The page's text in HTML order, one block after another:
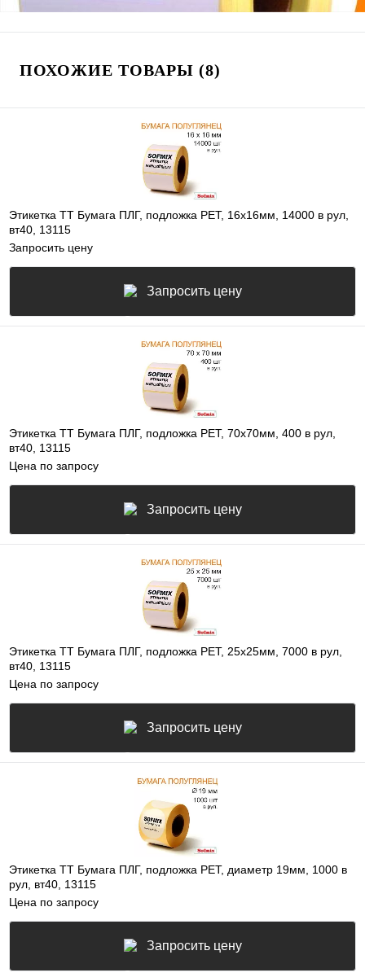
ПОХОЖИЕ ТОВАРЫ (8)
Этикетка ТТ Бумага ПЛГ, подложка РЕТ, 16х16мм, 14000 в рул,
вт40, 13115
Запросить цену
Запросить цену
Этикетка ТТ Бумага ПЛГ, подложка РЕТ, 70х70мм, 400 в рул,
вт40, 13115
Цена по запросу
Запросить цену
Этикетка ТТ Бумага ПЛГ, подложка РЕТ, 25х25мм, 7000 в рул,
вт40, 13115
Цена по запросу
Запросить цену
Этикетка ТТ Бумага ПЛГ, подложка РЕТ, диаметр 19мм, 1000 в
рул, вт40, 13115
Цена по запросу
Запросить цену